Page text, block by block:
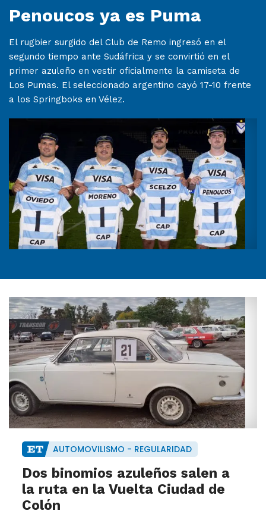
Penoucos ya es Puma
El rugbier surgido del Club de Remo ingresó en el
segundo tiempo ante Sudáfrica y se convirtió en el
primer azuleño en vestir oficialmente la camiseta de
Los Pumas. El seleccionado argentino cayó 17-10 frente
a los Springboks en Vélez.
AUTOMOVILISMO - REGULARIDAD
Dos binomios azuleños salen a
la ruta en la Vuelta Ciudad de
Colón